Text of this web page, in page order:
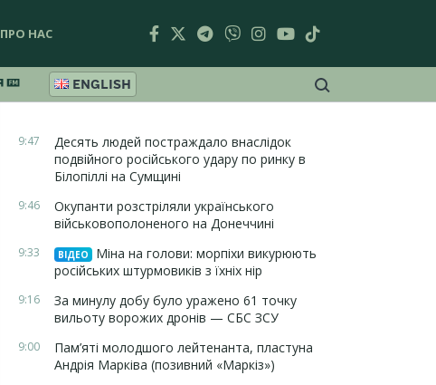
ПРО НАС
ENGLISH
9:47
Десять людей постраждало внаслідок
подвійного російського удару по ринку в
Білопіллі на Сумщині
9:46
Окупанти розстріляли українського
військовополоненого на Донеччині
9:33 ВІДЕО
Міна на голови: морпіхи викурюють
російських штурмовиків з їхніх нір
9:16
За минулу добу було уражено 61 точку
вильоту ворожих дронів — СБС ЗСУ
9:00
Пам’яті молодшого лейтенанта, пластуна
Андрія Марківа (позивний «Маркіз»)